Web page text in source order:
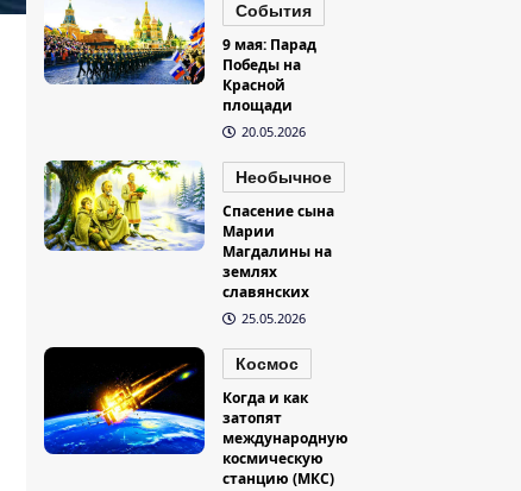
События
9 мая: Парад
Победы на
Красной
площади
20.05.2026
Необычное
Спасение сына
Марии
Магдалины на
землях
славянских
25.05.2026
Космос
Когда и как
затопят
международную
космическую
станцию (МКС)